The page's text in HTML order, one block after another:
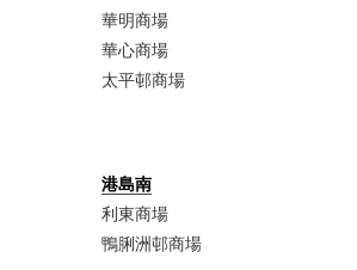
華明商場
華心商場
太平邨商場
港島南
利東商場
鴨脷洲邨商場